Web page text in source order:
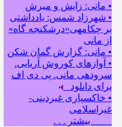
• مانی: زایش و میرش
• شهرزاد شمس: یادداشتی
بر چکامه‍ی«درشکنجه گاه»
از مانی
• مانی: گزارش گمان شکن
• آوازهای کوروش آریایی.
سروده‍ی مانی. پی دی اف
برای دانلود
• خاکسپاری غیردینی-
غیراسلامی
بیشتر . . .